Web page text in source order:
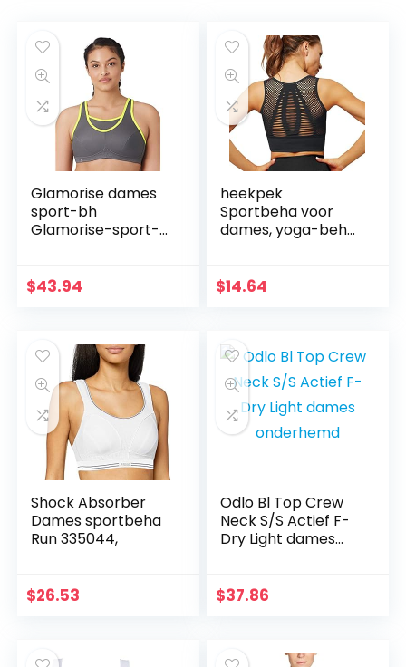
Glamorise dames
sport-bh
Glamorise-sport-
$43.94
heekpek
Sportbeha voor
dames, yoga-beha,
naadloos,
$14.64
Shock Absorber
Dames sportbeha
Run 335044,
$26.53
Odlo Bl Top Crew
Neck S/S Actief F-
Dry Light dames
$37.86